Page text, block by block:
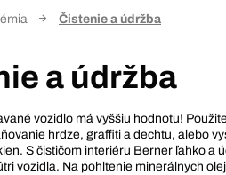
Čistenie a údržba
a údržba
vozidlo má vyššiu hodnotu!
hrdze, graffiti a dechtu, alebo
S čističom interiéru Berner ľahko a
vozidla. Na pohltenie minerálnych